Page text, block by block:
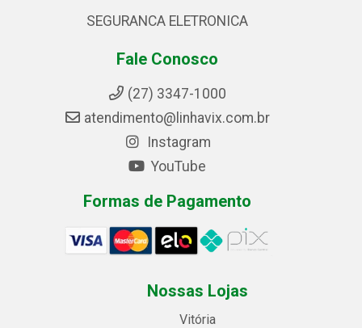
SEGURANCA ELETRONICA
Fale Conosco
(27) 3347-1000
atendimento@linhavix.com.br
Instagram
YouTube
Formas de Pagamento
Nossas Lojas
Vitória